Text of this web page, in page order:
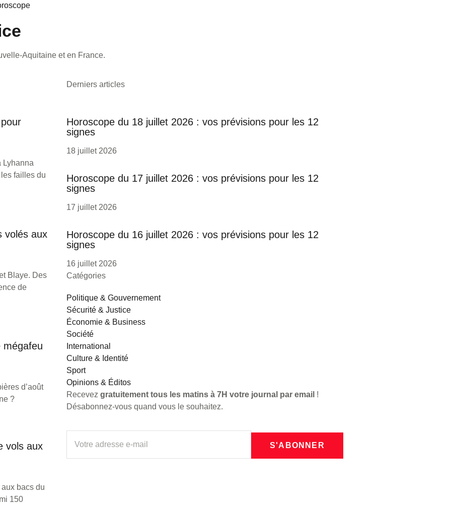
Aquitaine et en France.
Lyhanna
failles du
volés aux
Blaye. Des
de
mégafeu
d’août
?
vols aux
bacs du
150
Derniers articles
Horoscope du 18 juillet 2026 : vos prévisions pour les 12
signes
18 juillet 2026
Horoscope du 17 juillet 2026 : vos prévisions pour les 12
signes
17 juillet 2026
Horoscope du 16 juillet 2026 : vos prévisions pour les 12
signes
16 juillet 2026
Catégories
Politique & Gouvernement
Sécurité & Justice
Économie & Business
Société
International
Culture & Identité
Sport
Opinions & Éditos
Recevez gratuitement tous les matins à 7H votre journal par email !
Désabonnez-vous quand vous le souhaitez.
S'ABONNER